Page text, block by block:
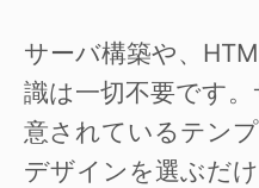
サーバ構築や、
識は一切不要です
意されているテン
デザインを選ぶだ